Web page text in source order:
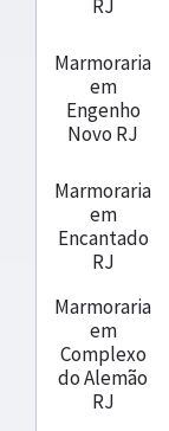
RJ
Marmoraria
em
Engenho
Novo RJ
Marmoraria
em
Encantado
RJ
Marmoraria
em
Complexo
do Alemão
RJ